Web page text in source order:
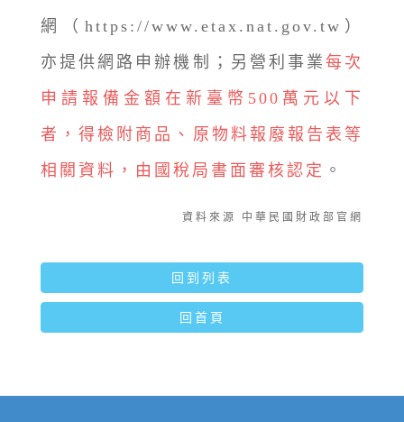
網（https://www.etax.nat.gov.tw）
亦提供網路申辦機制；另營利事業每次
申請報備金額在新臺幣500萬元以下
者，得檢附商品、原物料報廢報告表等
相關資料，由國稅局書面審核認定 。
資料來源 中華民國財政部官網
回到列表
回首頁